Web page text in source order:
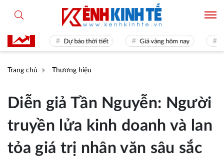
Dự báo thời tiết Giá vàng hôm nay Hiền tài
Trang chủ Thương hiệu
Diễn giả Tần Nguyễn: Người
truyền lửa kinh doanh và lan
tỏa giá trị nhân văn sâu sắc